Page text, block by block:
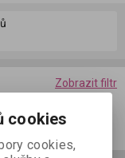
Zobrazit filtr
cookies
cookies,